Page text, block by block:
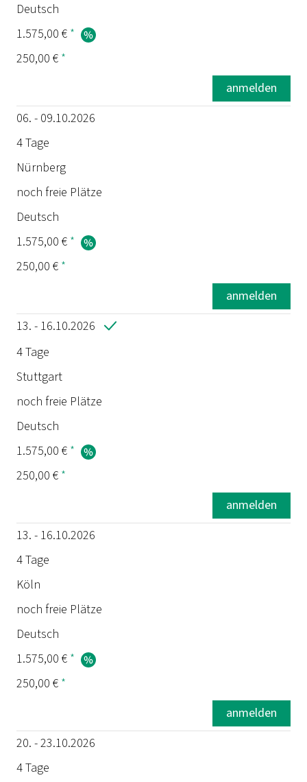
Deutsch
1.575,00 € *
250,00 € *
anmelden
06. - 09.10.2026
4 Tage
Nürnberg
noch freie Plätze
Deutsch
1.575,00 € *
250,00 € *
anmelden
13. - 16.10.2026
4 Tage
Stuttgart
noch freie Plätze
Deutsch
1.575,00 € *
250,00 € *
anmelden
13. - 16.10.2026
4 Tage
Köln
noch freie Plätze
Deutsch
1.575,00 € *
250,00 € *
anmelden
20. - 23.10.2026
4 Tage